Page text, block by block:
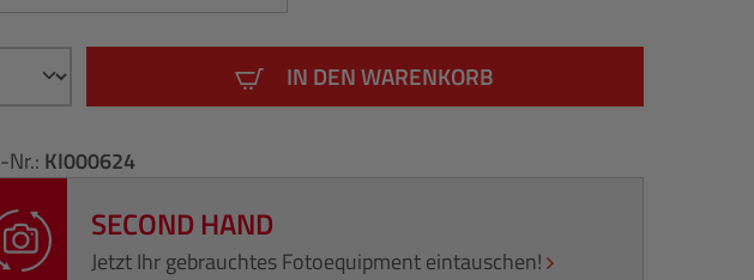
IN DEN WARENKORB
KI000624
SECOND HAND
Jetzt Ihr gebrauchtes Fotoequipment eintauschen!